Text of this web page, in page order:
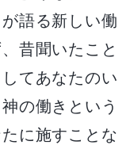
語る新しい働
昔聞いたこと
てあなたのい
の働きという
に施すことな